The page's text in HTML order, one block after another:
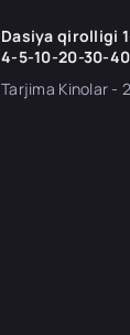
skachat
Dasiya qirolligi
4-5-10-20-30-
seriali uzbek
Tarjima Kinolar -